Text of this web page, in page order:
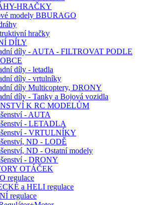
HRAČKY
modely BBURAGO
hračky
DÍLY
díly - AUTA - FILTROVAT PODLE
díly - letadla
díly - vrtulníky
díly Multicoptery, DRONY
díly - Tanky a Bojová vozidla
K RC MODELŮM
- AUTA
- LETADLA
- VRTULNÍKY
ND - LODĚ
ND - Ostatní modely
- DRONY
OTÁČEK
regulace
a HELI regulace
regulace